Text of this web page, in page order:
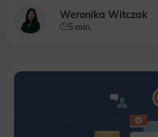
Weronika Witczak
5 min.